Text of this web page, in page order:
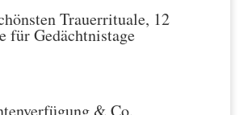
Trauerrituale, 12
für Gedächtnistage
& Co.